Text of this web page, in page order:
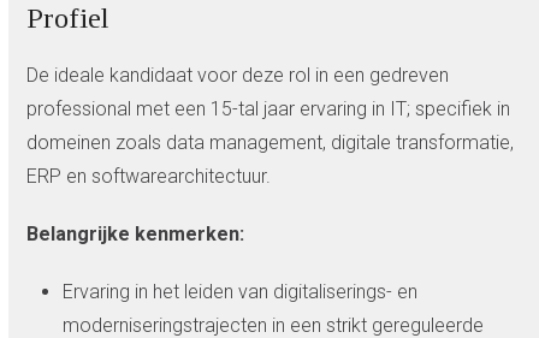
Profiel
De ideale kandidaat voor deze rol in een gedreven
professional met een 15-tal jaar ervaring in IT; specifiek in
domeinen zoals data management, digitale transformatie,
ERP en softwarearchitectuur.
Belangrijke kenmerken:
Ervaring in het leiden van digitaliserings- en
moderniseringstrajecten in een strikt gereguleerde